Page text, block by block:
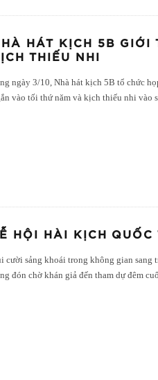
HÁT KỊCH 5B GIỚI
THIẾU NHI
ngày 3/10, Nhà hát kịch 5B tổ chức
vào tối thứ năm và kịch thiếu nhi vào
HỘI HÀI KỊCH QUỐC
cười sảng khoái trong không gian sang
đón chờ khán giả đến tham dự đêm